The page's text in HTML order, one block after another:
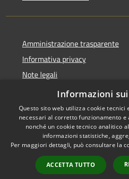
Amministrazione trasparente
Informativa privacy
Note legali
Dichiarazione di accessibilità
Accessibilità
Informazioni
Questo sito web utilizza cookie
necessari al corretto funzionamento e
nonché un cookie tecnico analitico
informazioni statistiche,
Per maggiori dettagli, può consultare la
ACCETTA TUTTO